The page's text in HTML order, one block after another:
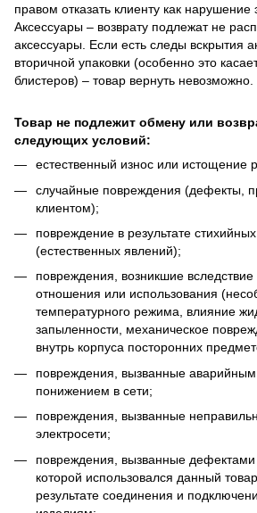
правом отказать клиенту как нарушение
Аксессуары – возврату подлежат не
аксессуары. Если есть следы вскрытия
вторичной упаковки (особенно это
блистеров) – товар вернуть невозможно.
Товар не подлежит обмену или
следующих условий:
естественный износ или истощение
случайные повреждения (дефекты,
клиентом);
повреждение в результате
(естественных явлений);
повреждения, возникшие
отношения или использования
температурного режима, влияние
запыленности, механическое
внутрь корпуса посторонних
повреждения, вызванные
понижением в сети;
повреждения, вызванные
электросети;
повреждения, вызванные
которой использовался данный
результате соединения и